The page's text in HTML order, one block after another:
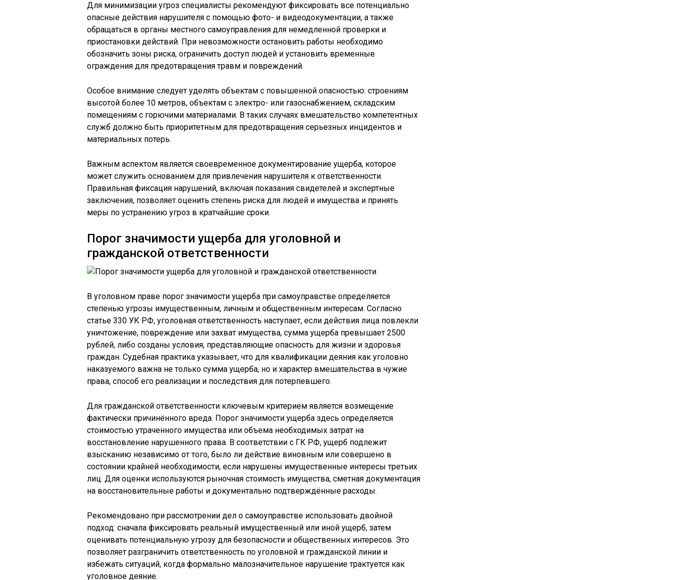
Для минимизации угроз специалисты рекомендуют фиксировать все потенциально
опасные действия нарушителя с помощью фото- и видеодокументации, а также
обращаться в органы местного самоуправления для немедленной проверки и
приостановки действий. При невозможности остановить работы необходимо
обозначить зоны риска, ограничить доступ людей и установить временные
ограждения для предотвращения травм и повреждений.
Особое внимание следует уделять объектам с повышенной опасностью: строениям
высотой более 10 метров, объектам с электро- или газоснабжением, складским
помещениям с горючими материалами. В таких случаях вмешательство компетентных
служб должно быть приоритетным для предотвращения серьезных инцидентов и
материальных потерь.
Важным аспектом является своевременное документирование ущерба, которое
может служить основанием для привлечения нарушителя к ответственности.
Правильная фиксация нарушений, включая показания свидетелей и экспертные
заключения, позволяет оценить степень риска для людей и имущества и принять
меры по устранению угроз в кратчайшие сроки.
Порог значимости ущерба для уголовной и
гражданской ответственности
В уголовном праве порог значимости ущерба при самоуправстве определяется
степенью угрозы имущественным, личным и общественным интересам. Согласно
статье 330 УК РФ, уголовная ответственность наступает, если действия лица повлекли
уничтожение, повреждение или захват имущества, сумма ущерба превышает 2500
рублей, либо созданы условия, представляющие опасность для жизни и здоровья
граждан. Судебная практика указывает, что для квалификации деяния как уголовно
наказуемого важна не только сумма ущерба, но и характер вмешательства в чужие
права, способ его реализации и последствия для потерпевшего.
Для гражданской ответственности ключевым критерием является возмещение
фактически причинённого вреда. Порог значимости ущерба здесь определяется
стоимостью утраченного имущества или объема необходимых затрат на
восстановление нарушенного права. В соответствии с ГК РФ, ущерб подлежит
взысканию независимо от того, было ли действие виновным или совершено в
состоянии крайней необходимости, если нарушены имущественные интересы третьих
лиц. Для оценки используются рыночная стоимость имущества, сметная документация
на восстановительные работы и документально подтверждённые расходы.
Рекомендовано при рассмотрении дел о самоуправстве использовать двойной
подход: сначала фиксировать реальный имущественный или иной ущерб, затем
оценивать потенциальную угрозу для безопасности и общественных интересов. Это
позволяет разграничить ответственность по уголовной и гражданской линии и
избежать ситуаций, когда формально малозначительное нарушение трактуется как
уголовное деяние.